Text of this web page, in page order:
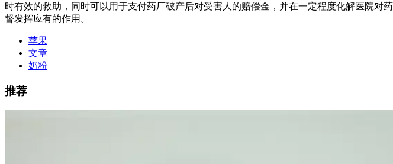
时有效的救助，同时可以用于支付药厂破产后对受害人的赔偿金，并在一定程度化解医院
督发挥应有的作用。
苹果
文章
奶粉
推荐